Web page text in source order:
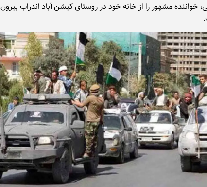
خواننده مشهور را از خانه خود در روستای کیشن آباد اندراب بیرون